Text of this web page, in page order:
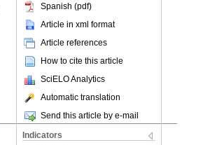
Spanish (pdf)
Article in xml format
Article references
How to cite this article
SciELO Analytics
Automatic translation
Send this article by e-mail
Indicators